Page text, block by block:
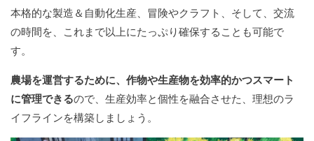
本格的な製造＆自動化生産、冒険やクラフト、そして、交流
の時間を、これまで以上にたっぷり確保することも可能で
す。
農場を運営するために、作物や生産物を効率的かつスマート
に管理できるので、生産効率と個性を融合させた、理想のラ
イフラインを構築しましょう。